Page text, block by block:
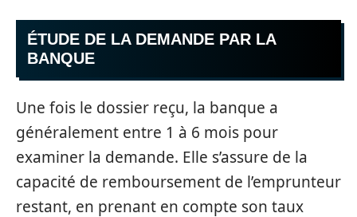
ÉTUDE DE LA DEMANDE PAR LA
BANQUE
Une fois le dossier reçu, la banque a
généralement entre 1 à 6 mois pour
examiner la demande. Elle s’assure de la
capacité de remboursement de l’emprunteur
restant, en prenant en compte son taux